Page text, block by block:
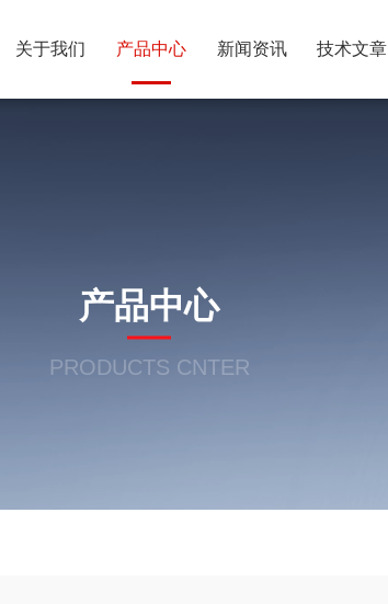
关于我们 产品中心 新闻资讯 技术文章
产品中心
PRODUCTS CNTER